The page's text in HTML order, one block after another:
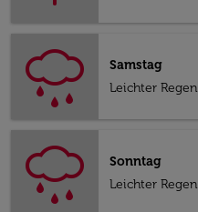
Samstag
Leichter Regen
Sonntag
Leichter Regen